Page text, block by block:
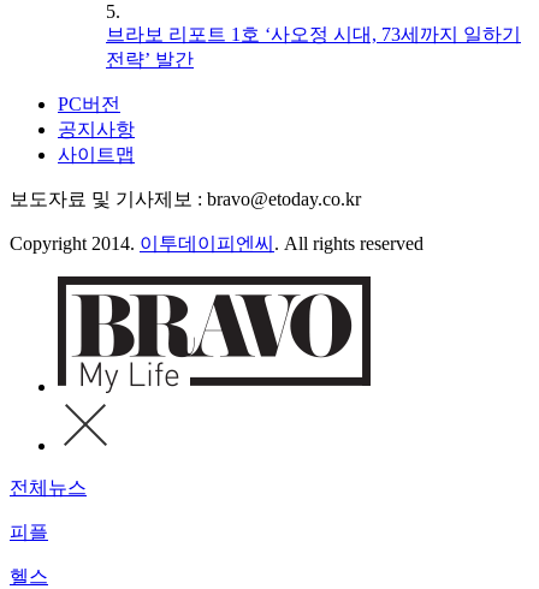
5.
브라보 리포트 1호 ‘사오정 시대, 73세까지 일하기
전략’ 발간
PC버전
공지사항
사이트맵
보도자료 및 기사제보 : bravo@etoday.co.kr
Copyright 2014. 이투데이피엔씨 . All rights reserved
전체뉴스
피플
헬스